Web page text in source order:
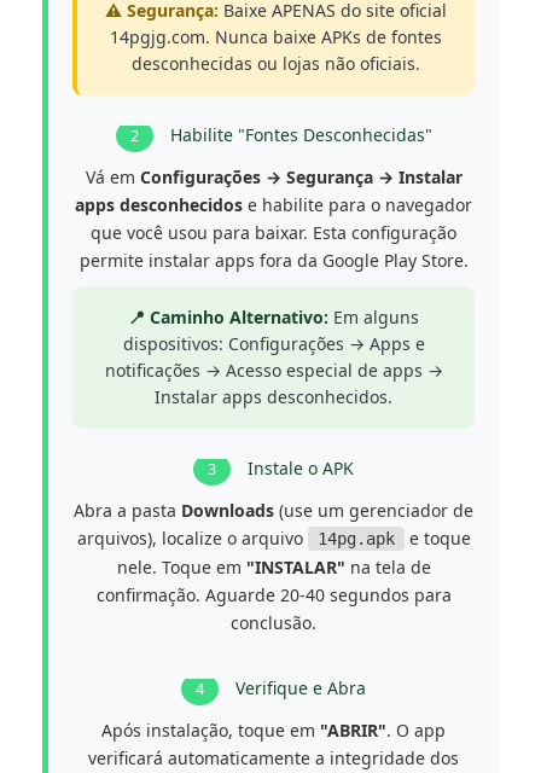
⚠️ Segurança: Baixe APENAS do site oficial
14pgjg.com. Nunca baixe APKs de fontes
desconhecidas ou lojas não oficiais.
2
Habilite "Fontes Desconhecidas"
Vá em Configurações → Segurança → Instalar
apps desconhecidos e habilite para o navegador
que você usou para baixar. Esta configuração
permite instalar apps fora da Google Play Store.
📍 Caminho Alternativo: Em alguns
dispositivos: Configurações → Apps e
notificações → Acesso especial de apps →
Instalar apps desconhecidos.
3
Instale o APK
Abra a pasta Downloads (use um gerenciador de
arquivos), localize o arquivo
14pg.apk
e toque
nele. Toque em "INSTALAR" na tela de
confirmação. Aguarde 20-40 segundos para
conclusão.
4
Verifique e Abra
Após instalação, toque em "ABRIR". O app
verificará automaticamente a integridade dos